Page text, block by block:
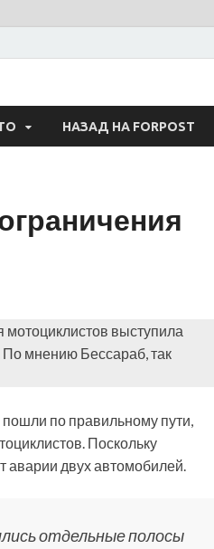
НАЗАД НА FORPOST
мотоциклистов выступила
По мнению Бессараб, так
по правильному пути,
Поскольку
аварии двух автомобилей.
отдельные полосы